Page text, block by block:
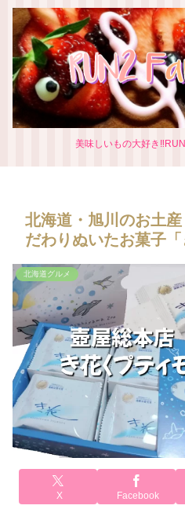
美味しいもの大好き
北海道・旭川のお土
だわりぬいたお菓子「
北海道グルメ
X Facebook